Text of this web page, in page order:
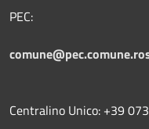
PEC:
Centralino Unico: +39